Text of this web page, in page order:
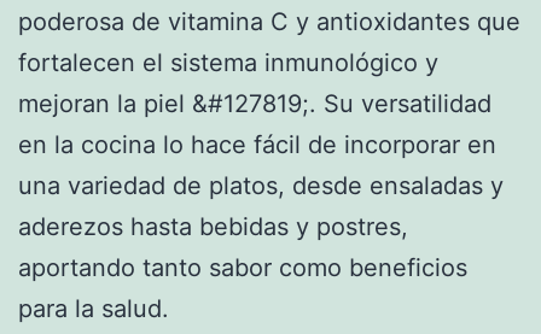
poderosa de vitamina C y antioxidantes que
fortalecen el sistema inmunológico y
mejoran la piel &#127819;. Su versatilidad
en la cocina lo hace fácil de incorporar en
una variedad de platos, desde ensaladas y
aderezos hasta bebidas y postres,
aportando tanto sabor como beneficios
para la salud.